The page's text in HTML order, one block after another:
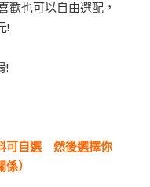
歡也可以自由選配，
!
!
可自選 然後選擇你
係）